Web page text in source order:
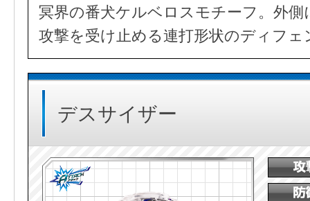
冥界の番犬ケルベロスモチーフ。外
攻撃を受け止める連打形状のディフ
デスサイザー